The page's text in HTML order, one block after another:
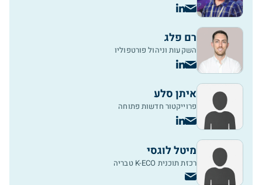
רם פלג
השקעות וניהול פורטפוליו
איתן סלע
פרוייקטור חדשות פתוחה
מיטל לוגסי
רכזת תוכנית K-ECO טבריה